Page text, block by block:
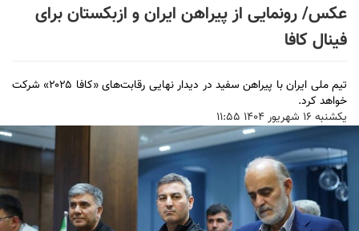
عکس/ رونمایی از پیراهن ایران و ازبکستان برای
فینال کافا
تیم ملی ایران با پیراهن سفید در دیدار نهایی رقابت‌های «کافا ۲۰۲۵» شرکت
خواهد کرد.
يكشنبه ۱۶ شهريور ۱۴۰۴ ۱۱:۵۵